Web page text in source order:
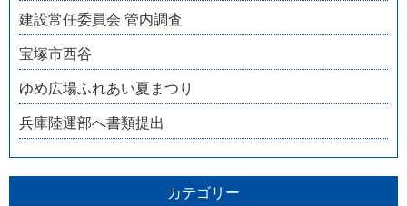
建設常任委員会 管内調査
宝塚市西谷
ゆめ広場ふれあい夏まつり
兵庫陸運部へ書類提出
カテゴリー